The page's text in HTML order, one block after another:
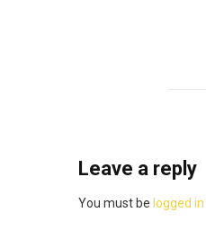
Leave a reply
You must be logged in